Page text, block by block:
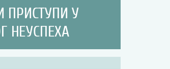
ПРИСТУПИ У
НЕУСПЕХА